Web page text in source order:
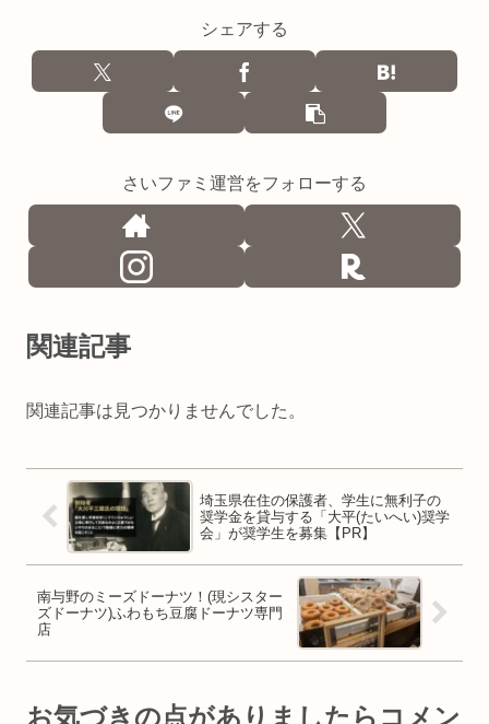
シェアする
さいファミ運営をフォローする
関連記事
関連記事は見つかりませんでした。
埼玉県在住の保護者、学生に無利子の
奨学金を貸与する「大平(たいへい)奨学
会」が奨学生を募集【PR】
南与野のミーズドーナツ！(現シスター
ズドーナツ)ふわもち豆腐ドーナツ専門
店
お気づきの点がありましたらコメン